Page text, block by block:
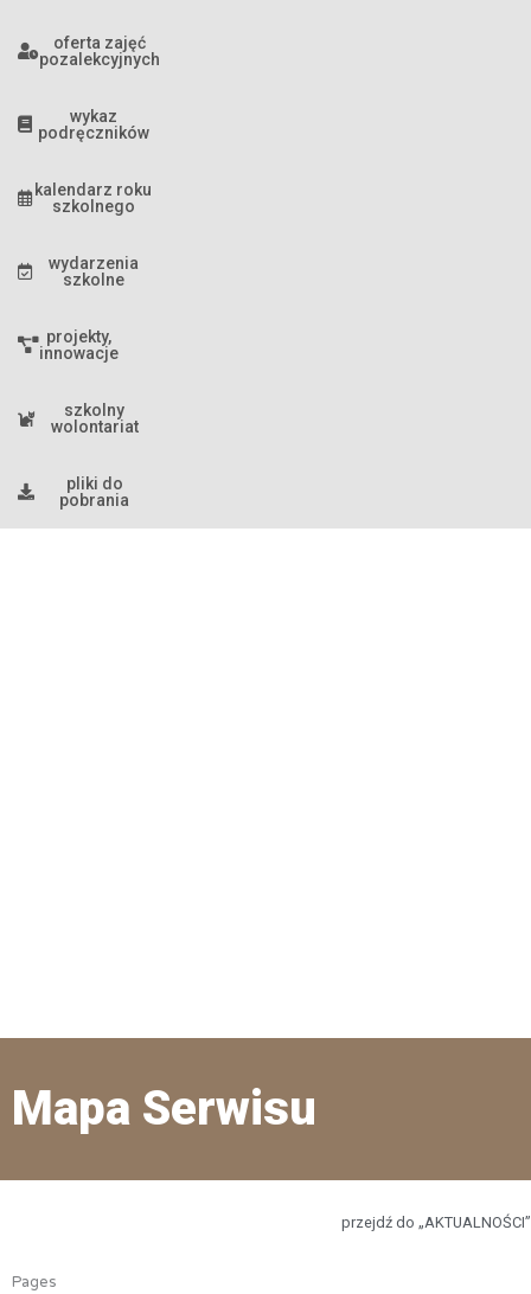
oferta zajęć
pozalekcyjnych
wykaz
podręczników
kalendarz roku
szkolnego
wydarzenia
szkolne
projekty,
innowacje
szkolny
wolontariat
pliki do
pobrania
Mapa Serwisu
przejdź do „AKTUALNOŚCI”
Pages